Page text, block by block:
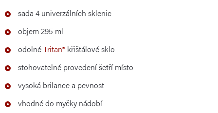
sada 4 univerzálních sklenic
objem 295 ml
odolnéTritan® křišťálové sklo
stohovatelné provedení šetří místo
vysoká brilance a pevnost
vhodné do myčky nádobí